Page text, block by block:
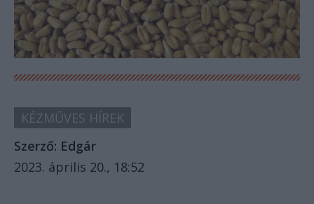
KÉZMŰVES HÍREK
Szerző: Edgár
2023. április 20., 18:52